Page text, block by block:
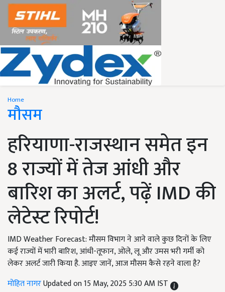
Home
मौसम
हरियाणा-राजस्थान समेत इन
8 राज्यों में तेज आंधी और
बारिश का अलर्ट, पढ़ें IMD की
लेटेस्ट रिपोर्ट!
IMD Weather Forecast: मौसम विभाग ने आने वाले कुछ दिनों के लिए
कई राज्यों में भारी बारिश, आंधी-तूफान, ओले, लू और उमस भरी गर्मी को
लेकर अलर्ट जारी किया है. आइए जानें, आज मौसम कैसे रहने वाला है?
मोहित नागरUpdated on 15 May, 2025 5:30 AM IST